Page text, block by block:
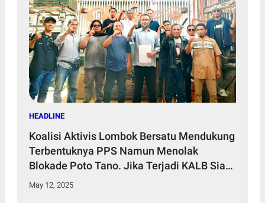
HEADLINE
Koalisi Aktivis Lombok Bersatu Mendukung
Terbentuknya PPS Namun Menolak
Blokade Poto Tano. Jika Terjadi KALB Siap
Gelar Aksi Tandingan
May 12, 2025